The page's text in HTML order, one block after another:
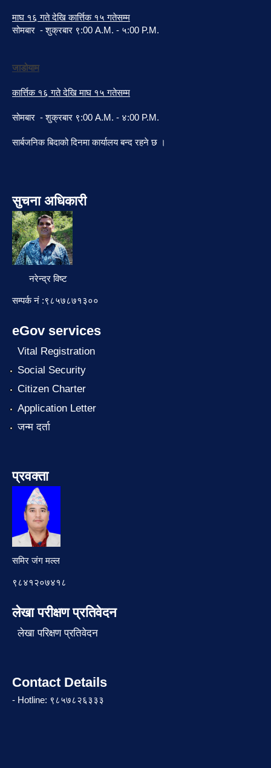
माघ १६ गते देखि कार्त्तिक १५ गतेसम्म
सोमबार - शुक्रबार ९:00 A.M. - ५:00 P.M.
जाडोयाम
कार्त्तिक १६ गते देखि माघ १५ गतेसम्म
सोमबार - शुक्रबार ९:00 A.M. - ४:00 P.M.
सार्बजनिक बिदाको दिनमा कार्यालय बन्द रहने छ ।
सुचना अधिकारी
नरेन्द्र विष्ट
सम्पर्क नं :९८५७८७१३००
eGov services
Vital Registration
Social Security
Citizen Charter
Application Letter
जन्म दर्ता
प्रवक्ता
समिर जंग मल्ल
९८४१२०७४१८
लेखा परीक्षण प्रतिवेदन
लेखा परिक्षण प्रतिवेदन
Contact Details
- Hotline: ९८५७८२६३३३